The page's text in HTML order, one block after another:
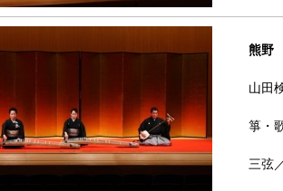
熊野
山田
箏・
三弦